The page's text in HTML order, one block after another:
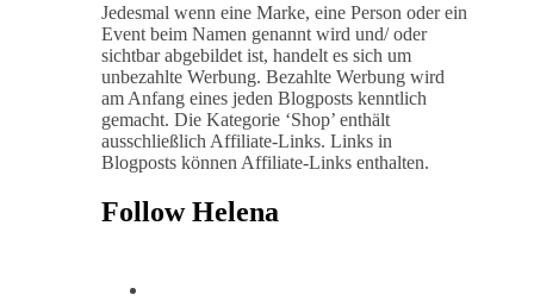
Jedesmal wenn eine Marke, eine Person oder ein
Event beim Namen genannt wird und/ oder
sichtbar abgebildet ist, handelt es sich um
unbezahlte Werbung. Bezahlte Werbung wird
am Anfang eines jeden Blogposts kenntlich
gemacht. Die Kategorie ‘Shop’ enthält
ausschließlich Affiliate-Links. Links in
Blogposts können Affiliate-Links enthalten.
Follow Helena